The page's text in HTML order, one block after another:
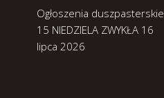
Ogłoszenia duszpasterskie
15 NIEDZIELA ZWYKŁA 16
lipca 2026